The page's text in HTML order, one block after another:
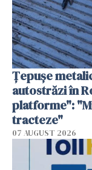
Țepușe
autostrăzi în
platforme":
tracteze"
07 AUGUST 2026